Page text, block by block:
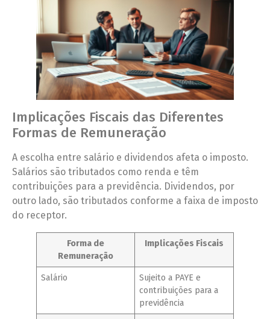
Implicações Fiscais das Diferentes
Formas de Remuneração
A escolha entre salário e dividendos afeta o imposto.
Salários são tributados como renda e têm
contribuições para a previdência. Dividendos, por
outro lado, são tributados conforme a faixa de imposto
do receptor.
Forma de
Remuneração
Implicações Fiscais
Salário
Sujeito a PAYE e
contribuições para a
previdência